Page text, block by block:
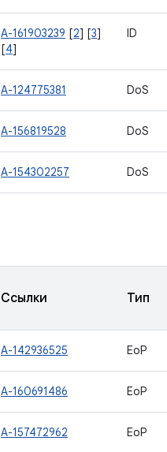
A-161903239 [2] [3]
[4]
ID
A-124775381 DoS
A-156819528 DoS
A-154302257 DoS
Ссылки Тип
A-142936525 EoP
A-160691486 EoP
A-157472962 EoP